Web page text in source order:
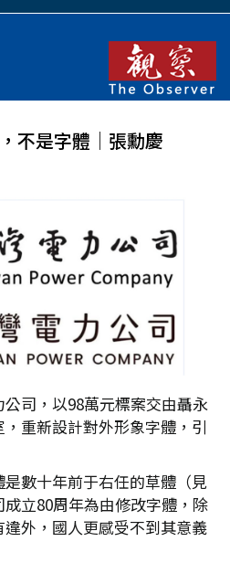
不是字體│張勳慶
司，以98萬元標案交由聶永
重新設計對外形象字體，引
數十年前于右任的草體（見
立80周年為由修改字體，除
外，國人更感受不到其意義